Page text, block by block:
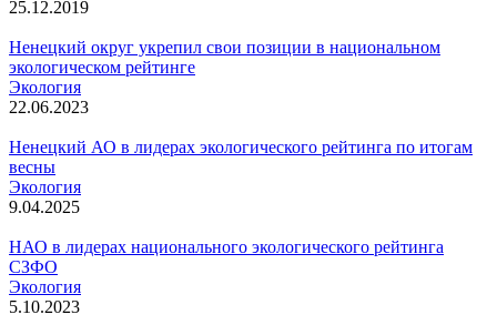
25.12.2019
Ненецкий округ укрепил свои позиции в национальном
экологическом рейтинге
Экология
22.06.2023
Ненецкий АО в лидерах экологического рейтинга по итогам
весны
Экология
9.04.2025
НАО в лидерах национального экологического рейтинга
СЗФО
Экология
5.10.2023